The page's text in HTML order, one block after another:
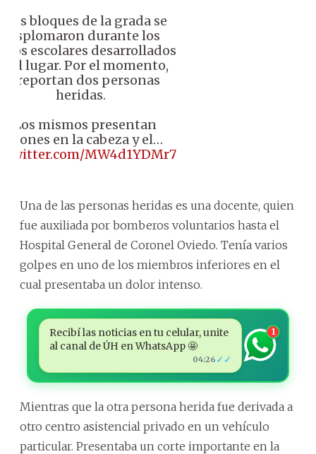
Dos bloques de la grada se
desplomaron durante los
escolares desarrollados
el lugar. Por el momento,
se reportan dos personas
heridas.
♦️ Los mismos presentan
en la cabeza y el…
MW4d1YDMr7
Una de las personas heridas es una docente, quien
fue auxiliada por bomberos voluntarios hasta el
Hospital General de Coronel Oviedo. Tenía varios
golpes en uno de los miembros inferiores en el
cual presentaba un dolor intenso.
Recibí las noticias en tu celular, unite
al canal de ÚH en WhatsApp 🤩
04:26 ✓✓
1
Mientras que la otra persona herida fue derivada a
otro centro asistencial privado en un vehículo
particular. Presentaba un corte importante en la